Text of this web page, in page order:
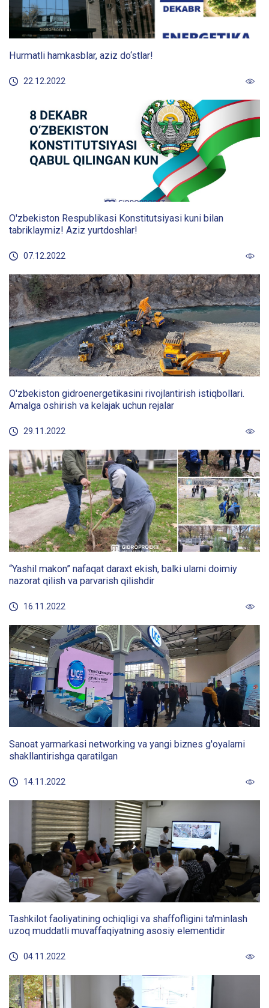
Hurmatli hamkasblar, aziz do‘stlar!
22.12.2022
O'zbekiston Respublikasi Konstitutsiyasi kuni bilan
tabriklaymiz! Aziz yurtdoshlar!
07.12.2022
O'zbekiston gidroenergetikasini rivojlantirish istiqbollari.
Amalga oshirish va kelajak uchun rejalar
29.11.2022
“Yashil makon” nafaqat daraxt ekish, balki ularni doimiy
nazorat qilish va parvarish qilishdir
16.11.2022
Sanoat yarmarkasi networking va yangi biznes g'oyalarni
shakllantirishga qaratilgan
14.11.2022
Tashkilot faoliyatining ochiqligi va shaffofligini ta'minlash
uzoq muddatli muvaffaqiyatning asosiy elementidir
04.11.2022